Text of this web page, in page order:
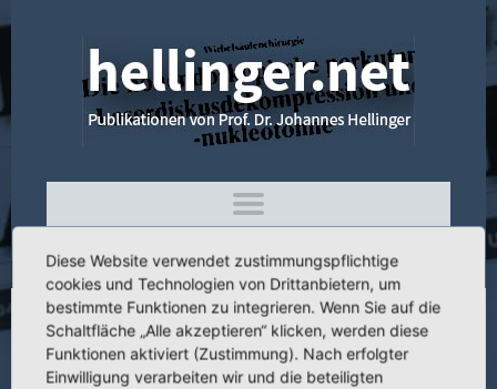
4.252 Cervical Percutaneous Laser
Nucleotomy
Diese Website verwendet zustimmungspflichtige
cookies und Technologien von Drittanbietern, um
bestimmte Funktionen zu integrieren. Wenn Sie auf die
Schaltfläche „Alle akzeptieren“ klicken, werden diese
Funktionen aktiviert (Zustimmung). Nach erfolgter
Einwilligung verarbeiten wir und die beteiligten